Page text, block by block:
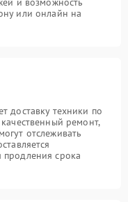
или онлайн на
доставку техники по
ремонт,
отслеживать
продления срока